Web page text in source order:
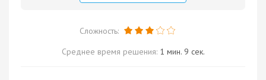
Сложность:
Среднее время решения: 1 мин. 9 сек.